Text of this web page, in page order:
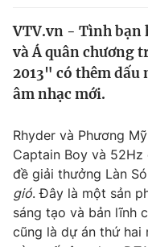
Thế giới
Tin tức
Thế giới đó đây
Câu chuyện quốc tế
Kinh tế
Thị trường
Góc doanh nghiệp
Dữ liệu và đời sống
Truyền hình
Phim VTV
Hậu trường
Giải trí
VTV.vn - Tình bạn
và Á quân chương
2013" có thêm
âm nhạc mới.
Rhyder và Phương
Captain Boy và
đề giải thưởng Làn
gió. Đây là một sản
sáng tạo và bản lĩnh
cũng là dự án thứ hai